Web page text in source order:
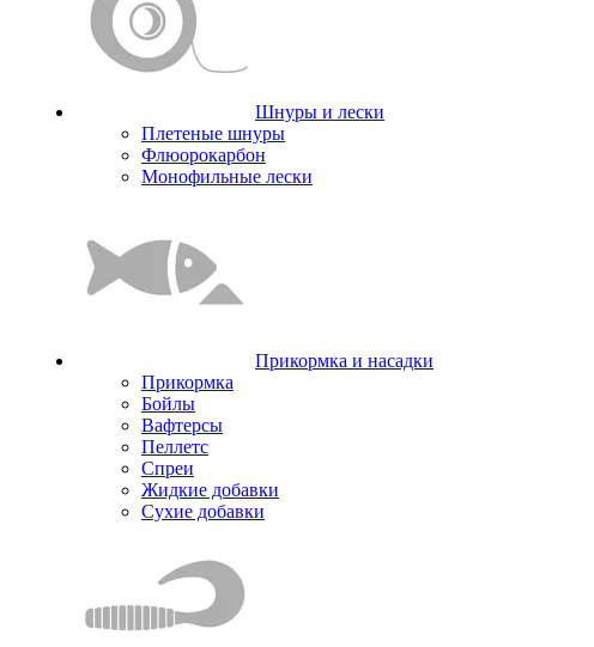
Шнуры и лески
Плетеные шнуры
Флюорокарбон
Монофильные лески
Прикормка и насадки
Прикормка
Бойлы
Вафтерсы
Пеллетс
Спреи
Жидкие добавки
Сухие добавки